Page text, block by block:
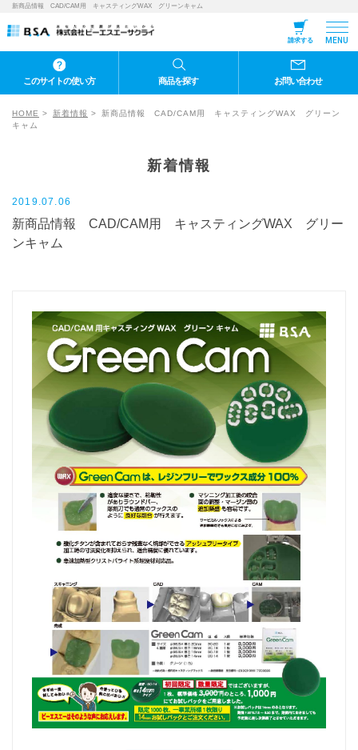
新商品情報 CAD/CAM用 キャスティングWAX グリーンキャム
請求する MENU
このサイトの使い方 商品を探す お問い合わせ
HOME 新着情報
新商品情報 CAD/CAM用 キャスティングWAX グリーン
キャム
新着情報
2019.07.06
新商品情報 CAD/CAM用 キャスティングWAX グリー
ンキャム